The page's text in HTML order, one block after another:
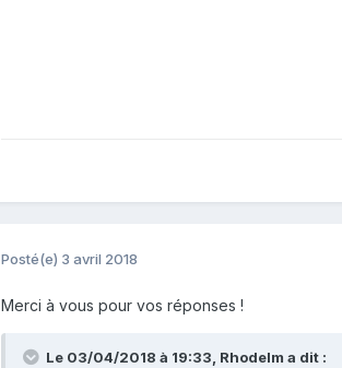
Posté(e) 3 avril 2018
Merci à vous pour vos réponses !
Le 03/04/2018 à 19:33, Rhodelm a dit :